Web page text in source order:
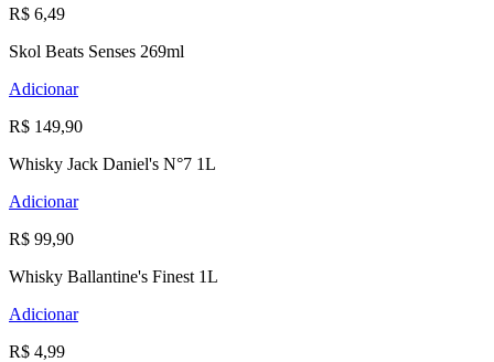
R$ 6,49
Skol Beats Senses 269ml
Adicionar
R$ 149,90
Whisky Jack Daniel's N°7 1L
Adicionar
R$ 99,90
Whisky Ballantine's Finest 1L
Adicionar
R$ 4,99